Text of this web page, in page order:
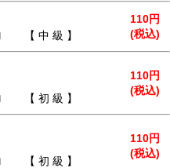
110円
(税込)
【 中 級 】
110円
(税込)
【 初 級 】
110円
(税込)
【 初 級 】